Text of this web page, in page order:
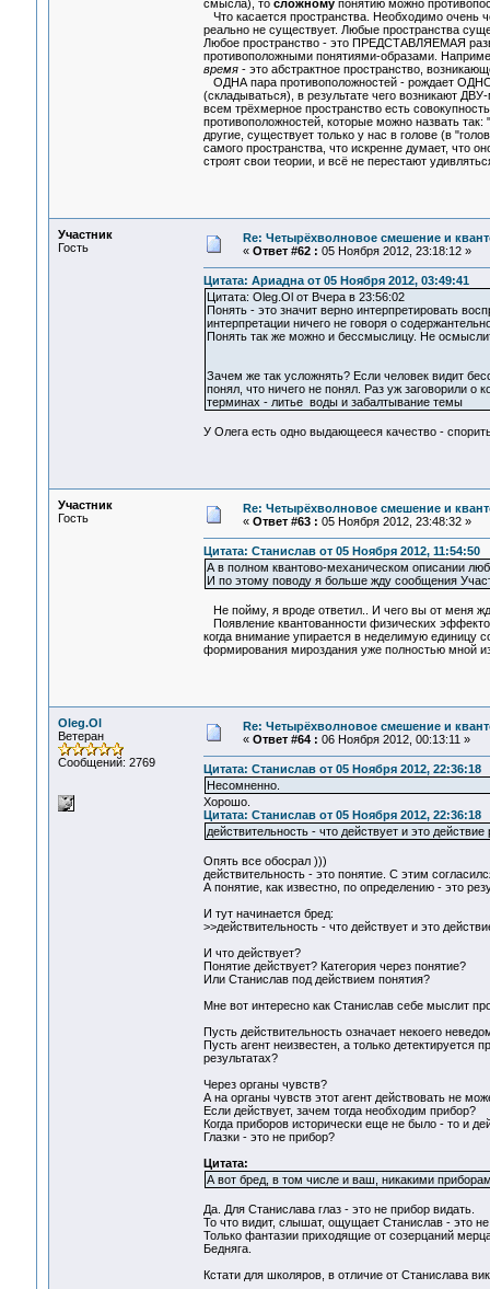
смысла), то сложномупонятию можно
Что касается пространства. Необходимо очень
реально не существует. Любые пространства
Любое пространство - это ПРЕДСТАВЛЯЕМАЯ
противоположными понятиями-образами.
время- это абстрактное пространство,
ОДНА пара противоположностей - рождает
(складываться), в результате чего возникают
всем трёхмерное пространство есть
противоположностей, которые можно назвать
другие, существует только у нас в голове (в
самого пространства, что искренне думает, что
строят свои теории, и всё не перестают
Участник
Гость
Re: Четырёхволновое смешение и
« Ответ #62 : 05 Ноября 2012, 23:18:12 »
Цитата: Ариадна от 05 Ноября 2012, 03:49:41
Цитата: Oleg.Ol от Вчера в 23:56:02
Понять - это значит верно интерпретировать
интерпретации ничего не говоря о
Понять так же можно и бессмыслицу. Не
Зачем же так усложнять? Если человек видит
понял, что ничего не понял. Раз уж заговорили о
терминах - литье воды и забалтывание темы
У Олега есть одно выдающееся качество -
Участник
Гость
Re: Четырёхволновое смешение и
« Ответ #63 : 05 Ноября 2012, 23:48:32 »
Цитата: Станислав от 05 Ноября 2012, 11:54:50
А в полном квантово-механическом описании
И по этому поводу я больше жду сообщения
Не пойму, я вроде ответил.. И чего вы от меня
Появление квантованности физических
когда внимание упирается в неделимую единицу
формирования мироздания уже полностью мной
Oleg.Ol
Ветеран
Сообщений: 2769
Re: Четырёхволновое смешение и
« Ответ #64 : 06 Ноября 2012, 00:13:11 »
Цитата: Станислав от 05 Ноября 2012, 22:36:18
Несомненно.
Хорошо.
Цитата: Станислав от 05 Ноября 2012, 22:36:18
действительность - что действует и это
Опять все обосрал )))
действительность - это понятие. С этим
А понятие, как известно, по определению - это
И тут начинается бред:
>>действительность - что действует и это
И что действует?
Понятие действует? Категория через понятие?
Или Станислав под действием понятия?
Мне вот интересно как Станислав себе мыслит
Пусть действительность означает некоего
Пусть агент неизвестен, а только
результатах?
Через органы чувств?
А на органы чувств этот агент действовать не
Если действует, зачем тогда необходим прибор?
Когда приборов исторически еще не было - то и
Глазки - это не прибор?
Цитата:
А вот бред, в том числе и ваш, никакими
Да. Для Станислава глаз - это не прибор видать.
То что видит, слышат, ощущает Станислав - это не
Только фантазии приходящие от созерцаний
Бедняга.
Кстати для школяров, в отличие от Станислава